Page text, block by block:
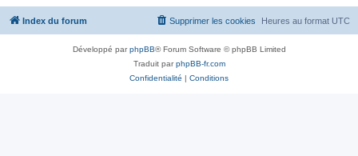
Index du forum Heures au format UTC
Supprimer les cookies
Développé parphpBB® Forum Software © phpBB Limited
Traduit parphpBB-fr.com
Confidentialité | Conditions